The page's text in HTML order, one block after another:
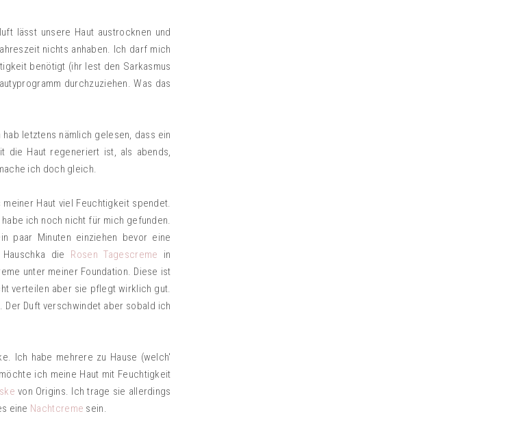
lässt unsere Haut austrocknen und
nichts anhaben. Ich darf mich
benötigt (ihr lest den Sarkasmus
durchzuziehen. Was das
letztens nämlich gelesen, dass ein
die Haut regeneriert ist, als abends,
ich doch gleich.
meiner Haut viel Feuchtigkeit spendet.
ich noch nicht für mich gefunden.
paar Minuten einziehen bevor eine
die Rosen Tagescreme in
unter meiner Foundation. Diese ist
verteilen aber sie pflegt wirklich gut.
Duft verschwindet aber sobald ich
Ich habe mehrere zu Hause (welch'
ich meine Haut mit Feuchtigkeit
von Origins. Ich trage sie allerdings
eine Nachtcreme sein.